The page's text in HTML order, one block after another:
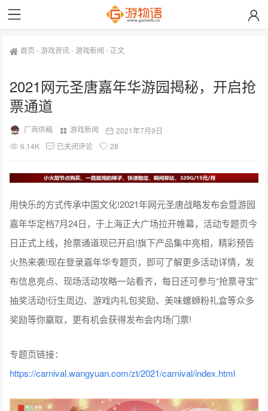
首页 -游戏资讯-游戏新闻 - 正文
2021网元圣唐嘉年华游园揭秘，开启抢
票通道
厂商供稿 游戏新闻
2021年7月9日
6.14K
已关闭评论 28
用快乐的方式传承中国文化!2021年网元圣唐战略发布会暨游园
嘉年华定档7月24日，于上海正大广场拉开帷幕，活动专题页今
日正式上线，抢票通道现已开启!旗下产品集中亮相，精彩预告
火热来袭!现在登录嘉年华专题页，即可了解更多活动详情，发
布信息亮点、现场活动攻略一站看齐，每日还可参与“抢票寻宝”
抽奖活动!衍生周边、游戏内礼包奖励、美味螺蛳粉礼盒等众多
奖励等你赢取，更有机会获得发布会内场门票!
专题页链接：
https://carnival.wangyuan.com/zt/2021/carnival/index.html